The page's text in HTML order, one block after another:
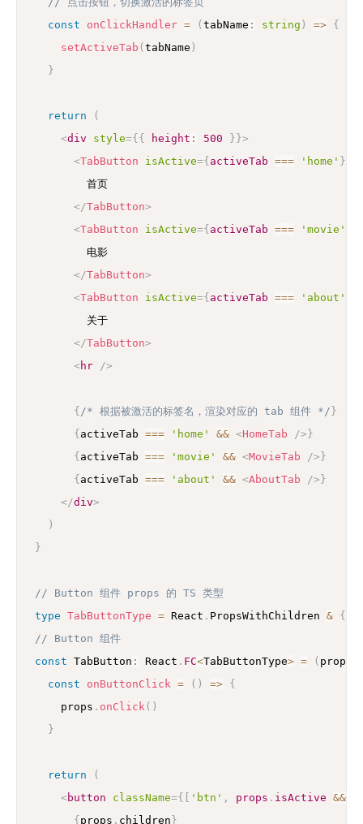
const
onClickHandler = ( tabName : string ) => {
setActiveTab ( tabName )
}
return
(
<div style={ { height : 500 } }>
<TabButton isActive={ activeTab === 'home' }
        首页
</TabButton>
<TabButton isActive={ activeTab === 'movie'
        电影
</TabButton>
<TabButton isActive={ activeTab === 'about'
        关于
</TabButton>
<hr />
{ /* 根据被激活的标签名，渲染对应的 tab 组件 */ }
{ activeTab === 'home' && <HomeTab /> }
{ activeTab === 'movie' && <MovieTab /> }
{ activeTab === 'about' && <AboutTab /> }
</div>
)
}
// Button 组件 props 的 TS 类型
type TabButtonType = React . PropsWithChildren & {
// Button 组件
const TabButton : React . FC<TabButtonType> = ( props
const
onButtonClick = ( ) => {
    props
. onClick( )
}
return
(
<button className={ 'btn' , props . isActive &&
{ props . children }